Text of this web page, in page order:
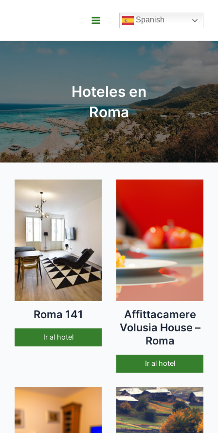
Spanish
Hoteles en
Roma
Roma 141
Ir al hotel
Affittacamere
Volusia House –
Roma
Ir al hotel